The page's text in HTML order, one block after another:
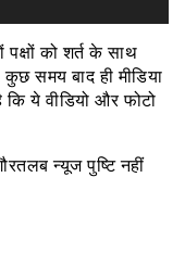
पक्षों को शर्त के साथ
कुछ समय बाद ही मीडिया
ये वीडियो और फोटो
न्यूज पुष्टि नहीं